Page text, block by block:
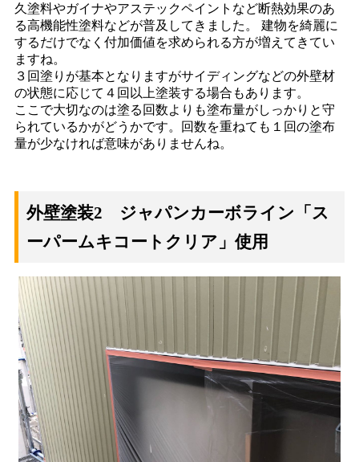
久塗料やガイナやアステックペイントなど断熱効果のあ
る高機能性塗料などが普及してきました。 建物を綺麗に
するだけでなく付加価値を求められる方が増えてきてい
ますね。
３回塗りが基本となりますがサイディングなどの外壁材
の状態に応じて４回以上塗装する場合もあります。
ここで大切なのは塗る回数よりも塗布量がしっかりと守
られているかがどうかです。回数を重ねても１回の塗布
量が少なければ意味がありませんね。
外壁塗装2 ジャパンカーボライン「ス
ーパームキコートクリア」使用